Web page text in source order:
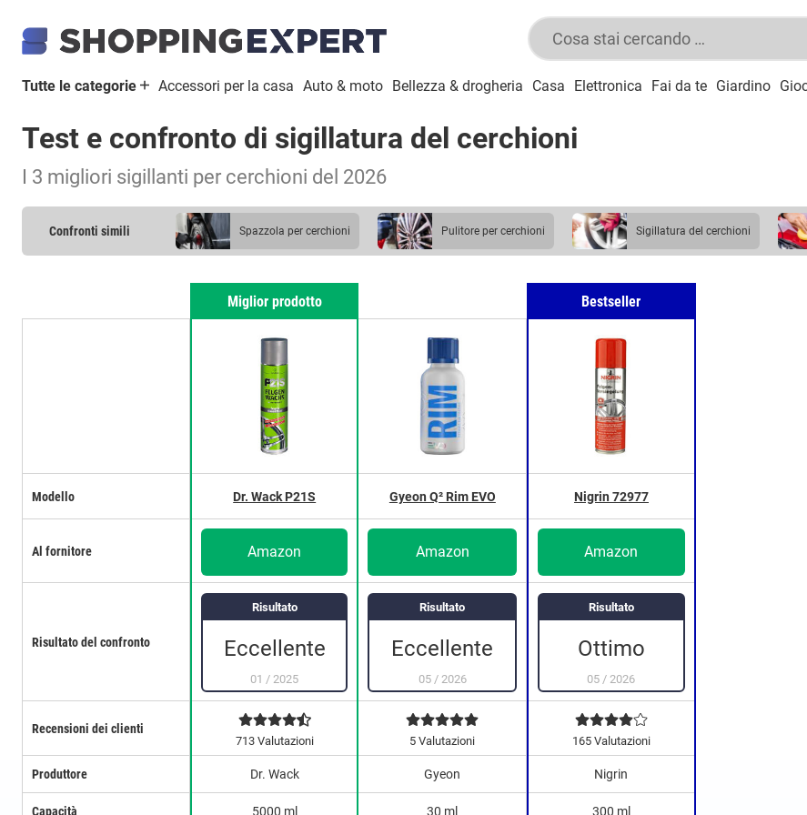
Tutte le categorie Accessori per la casa Auto & moto Bellezza & drogheria Casa Elettronica Fai da te Giardino
Test e confronto di sigillatura del cerchioni
I 3 migliori sigillanti per cerchioni del 2026
Confronti simili spazzola per cerchioni pulitore per cerchioni sigillatura del cerchioni
Risultato del confronto
Modello
Recensioni dei clienti
Al fornitore
Produttore
Capacità
Miglior prodotto
Risultato
Eccellente
01 / 2025
Dr. Wack P21S
713 Valutazioni
Amazon
Dr. Wack
5000 ml
Risultato
Eccellente
05/ 2026
Gyeon Q² Rim EVO
5 Valutazioni
Amazon
Gyeon
30 ml
Bestseller
Risultato
Ottimo
05 / 2026
Nigrin 72977
165 Valutazioni
Amazon
Nigrin
300 ml